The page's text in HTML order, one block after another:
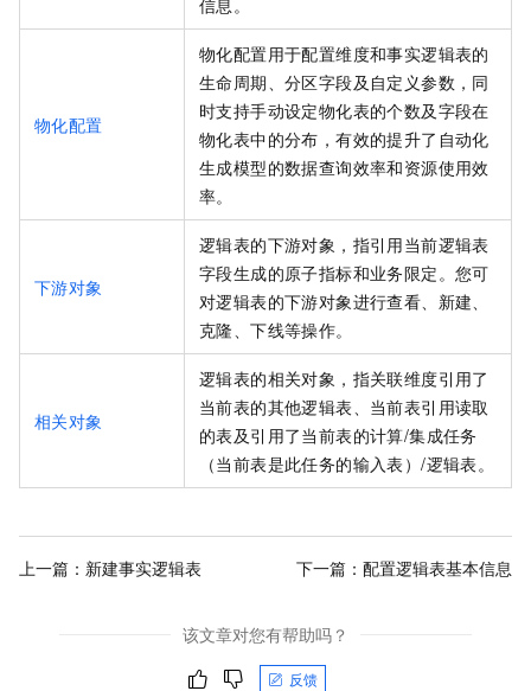
信息。
物化配置
物化配置用于配置维度和事实逻辑表的
生命周期、分区字段及自定义参数，同
时支持手动设定物化表的个数及字段在
物化表中的分布，有效的提升了自动化
生成模型的数据查询效率和资源使用效
率。
下游对象
逻辑表的下游对象，指引用当前逻辑表
字段生成的原子指标和业务限定。您可
对逻辑表的下游对象进行查看、新建、
克隆、下线等操作。
相关对象
逻辑表的相关对象，指关联维度引用了
当前表的其他逻辑表、当前表引用读取
的表及引用了当前表的计算/集成任务
（当前表是此任务的输入表）/逻辑表。
上一篇： 新建事实逻辑表 下一篇： 配置逻辑表基本信息
该文章对您有帮助吗？
反馈